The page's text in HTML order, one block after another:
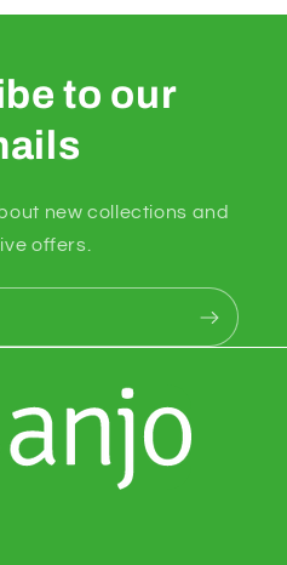
to our
new collections and
offers.